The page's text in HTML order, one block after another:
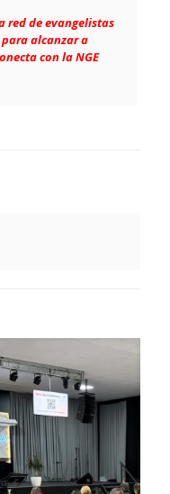
red de evangelistas
alcanzar a
con la NGE